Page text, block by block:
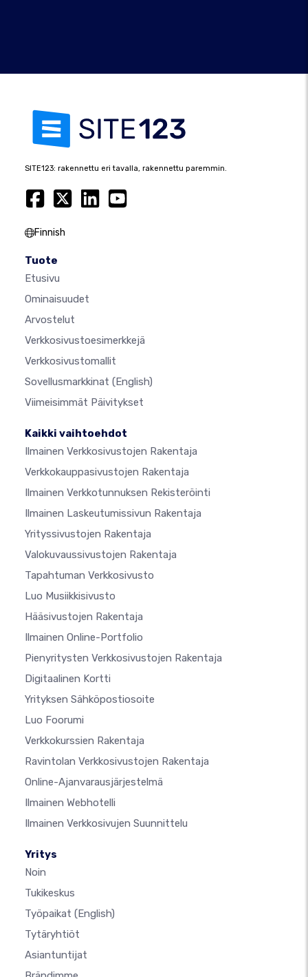
SITE123: rakennettu eri tavalla, rakennettu paremmin.
Finnish
Tuote
Etusivu
Ominaisuudet
Arvostelut
Verkkosivustoesimerkkejä
Verkkosivustomallit
Sovellusmarkkinat (English)
Viimeisimmät Päivitykset
Kaikki vaihtoehdot
Ilmainen Verkkosivustojen Rakentaja
Verkkokauppasivustojen Rakentaja
Ilmainen Verkkotunnuksen Rekisteröinti
Ilmainen Laskeutumissivun Rakentaja
Yrityssivustojen Rakentaja
Valokuvaussivustojen Rakentaja
Tapahtuman Verkkosivusto
Luo Musiikkisivusto
Hääsivustojen Rakentaja
Ilmainen Online-Portfolio
Pienyritysten Verkkosivustojen Rakentaja
Digitaalinen Kortti
Yrityksen Sähköpostiosoite
Luo Foorumi
Verkkokurssien Rakentaja
Ravintolan Verkkosivustojen Rakentaja
Online-Ajanvarausjärjestelmä
Ilmainen Webhotelli
Ilmainen Verkkosivujen Suunnittelu
Yritys
Noin
Tukikeskus
Työpaikat (English)
Tytäryhtiöt
Asiantuntijat